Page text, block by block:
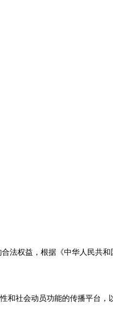
法权益，根据《中华人民共
社会动员功能的传播平台